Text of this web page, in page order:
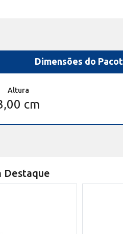
Dimensões do
Altura
cm
Destaque